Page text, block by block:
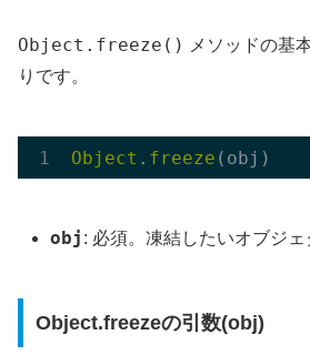
Object.freeze()
メソッドの基
りです。
Object . freeze
obj : 必須。凍結したいオブジェ
Object.freezeの引数(obj)